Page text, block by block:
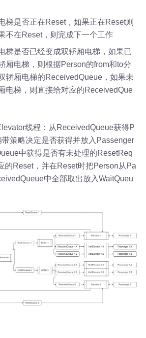
梯是否正在Reset，如果正在Reset则
不在Reset，则完成下一个工作
梯是否已经变成双轿厢电梯，如果已
厢电梯，则根据Person的from和to分
轿厢电梯的ReceivedQueue，如果未
电梯，则直接给对应的ReceivedQue
线程：从ReceivedQueue获得P
策略决定是否获得并放入Passenger
中获得是否有未处理的ResetReq
的Reset，并在Reset时把Person从Pa
中全部取出放入WaitQueu